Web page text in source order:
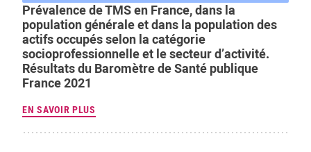
Prévalence de TMS en France, dans la
population générale et dans la population des
actifs occupés selon la catégorie
socioprofessionnelle et le secteur d’activité.
Résultats du Baromètre de Santé publique
France 2021
EN SAVOIR PLUS